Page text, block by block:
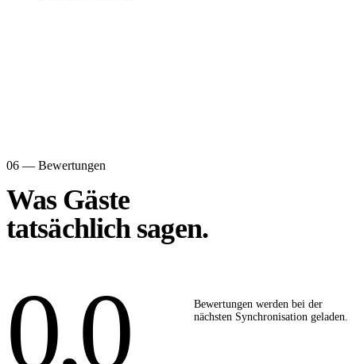
06 — Bewertungen
Was Gäste
tatsächlich sagen.
0,0
Bewertungen werden bei der
nächsten Synchronisation geladen.